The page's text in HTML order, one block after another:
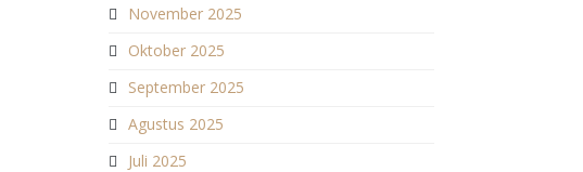
November 2025
Oktober 2025
September 2025
Agustus 2025
Juli 2025